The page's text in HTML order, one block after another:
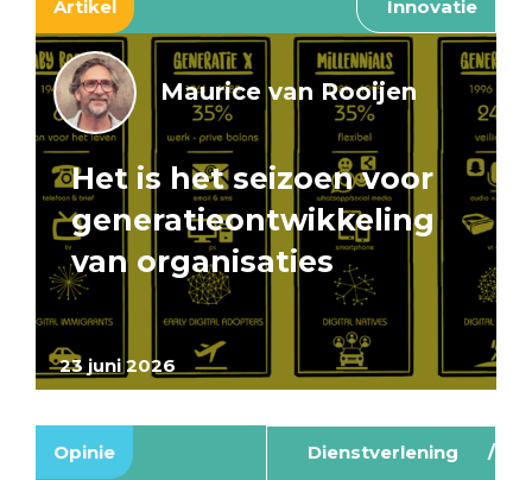
Artikel Innovatie
23 juni 2026
Maurice van Rooijen
Het is het seizoen voor
generatieontwikkeling
van organisaties
Opinie Dienstverlening